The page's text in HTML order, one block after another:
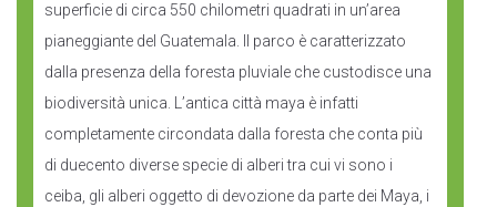
superficie di circa 550 chilometri quadrati in un’area
pianeggiante del Guatemala. Il parco è caratterizzato
dalla presenza della foresta pluviale che custodisce una
biodiversità unica. L’antica città maya è infatti
completamente circondata dalla foresta che conta più
di duecento diverse specie di alberi tra cui vi sono i
ceiba, gli alberi oggetto di devozione da parte dei Maya, i